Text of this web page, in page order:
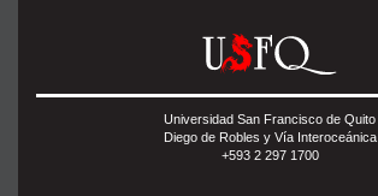
Universidad San Francisco de Quito
Diego de Robles y Vía Interoceánica
+593 2 297 1700